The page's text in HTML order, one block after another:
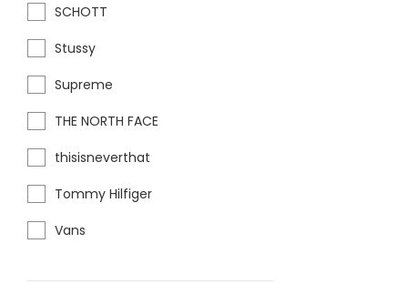
SCHOTT
Stussy
Supreme
THE NORTH FACE
thisisneverthat
Tommy Hilfiger
Vans